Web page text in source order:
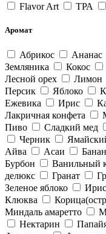
Flavor Art ТРА
Аромат
Абрикос Ананас
Земляника
Кокос
Лесной орех
Лимон
Персик
Яблоко
Ежевика
Ирис
Лакричная конфета
Пиво
Сладкий мед
Черник
Айва
Асаи Банан
Бурбон
Ванильный
делюкс
Гранат
Зеленое яблоко
Клюква
Миндаль амаретто
Нектарин